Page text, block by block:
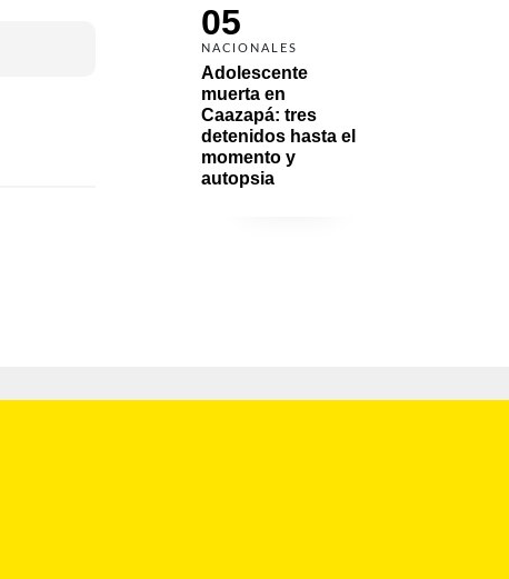
05
NACIONALES
Adolescente
muerta en
Caazapá: tres
detenidos hasta el
momento y
autopsia